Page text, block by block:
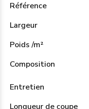
Référence
Largeur
Poids /m²
Composition
Entretien
Longueur de coupe